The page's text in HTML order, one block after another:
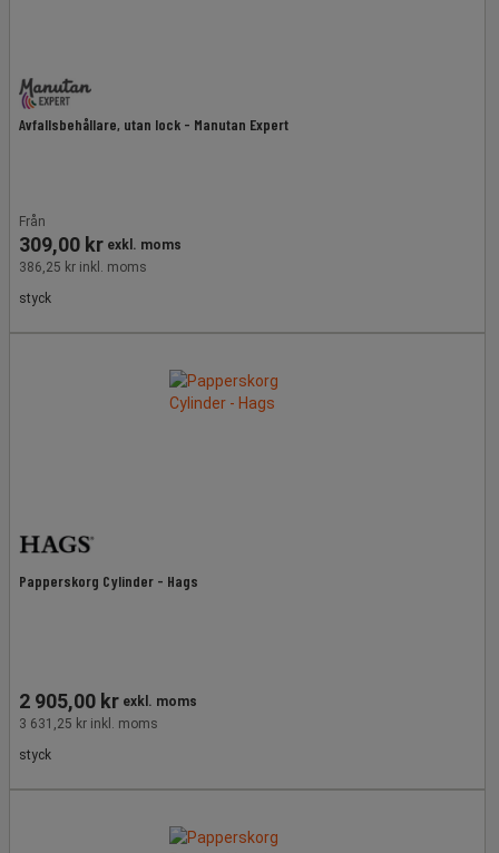
Avfallsbehållare, utan lock - Manutan Expert
Från
309,00 kr exkl. moms
386,25 kr inkl. moms
styck
Papperskorg Cylinder - Hags
2 905,00 kr exkl. moms
3 631,25 kr inkl. moms
styck